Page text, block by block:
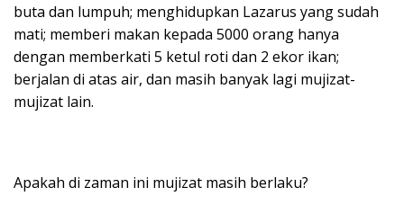
buta dan lumpuh; menghidupkan Lazarus yang sudah
mati; memberi makan kepada 5000 orang hanya
dengan memberkati 5 ketul roti dan 2 ekor ikan;
berjalan di atas air, dan masih banyak lagi mujizat-
mujizat lain.
Apakah di zaman ini mujizat masih berlaku?